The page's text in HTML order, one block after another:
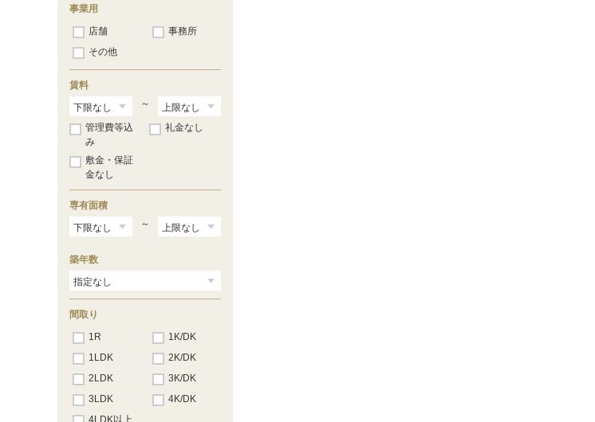
聖マリア病院前
安武
大善寺
矢加部 （1）
事業用
店舗
事務所
その他
賃料
～
管理費等込
み
礼金なし
敷金・保証
金なし
専有面積
～
築年数
間取り
1R
1K/DK
1LDK
2K/DK
2LDK
3K/DK
3LDK
4K/DK
4LDK以上